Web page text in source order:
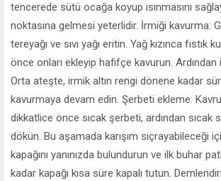
tencerede sütü ocağa koyup ısınmasını
noktasına gelmesi yeterlidir. İrmiği kavurma:
tereyağı ve sıvı yağı eritin. Yağ kızınca fıstık
önce onları ekleyip hafifçe kavurun. Ardından
Orta ateşte, irmik altın rengi dönene kadar
kavurmaya devam edin. Şerbeti ekleme:
dikkatlice önce sıcak şerbeti, ardından sıcak
dökün. Bu aşamada karışım sıçrayabileceği
kapağını yanınızda bulundurun ve ilk buhar
kadar kapağı kısa süre kapalı tutun.